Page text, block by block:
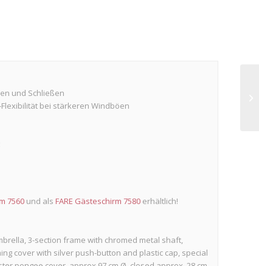
und Schließen
bei stärkeren Windböen
7560 und als FARE Gästeschirm 7580 erhältlich!
3-section frame with chromed metal shaft,
cover with silver push-button and plastic cap, special